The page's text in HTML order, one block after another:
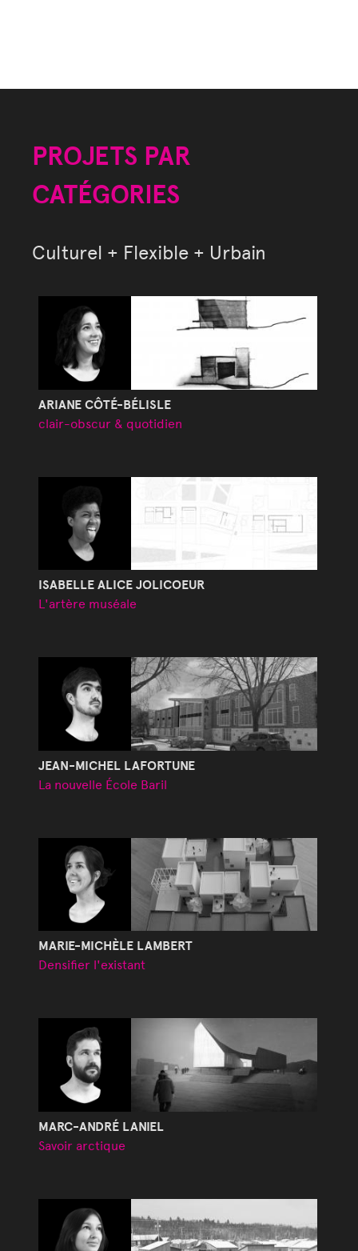
PROJETS PAR
CATÉGORIES
Culturel + Flexible + Urbain
ARIANE CÔTÉ-BÉLISLE
clair-obscur & quotidien
ISABELLE ALICE JOLICOEUR
L'artère muséale
JEAN-MICHEL LAFORTUNE
La nouvelle École Baril
MARIE-MICHÈLE LAMBERT
Densifier l'existant
MARC-ANDRÉ LANIEL
Savoir arctique